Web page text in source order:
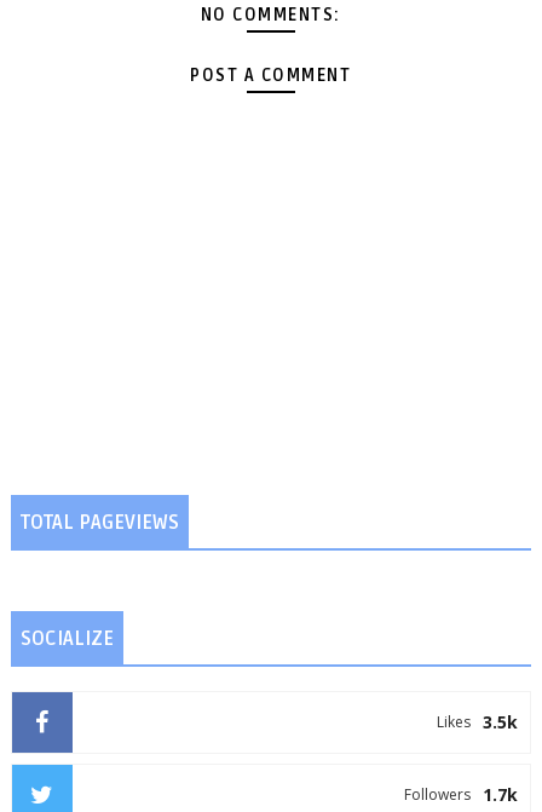
NO COMMENTS:
POST A COMMENT
TOTAL PAGEVIEWS
SOCIALIZE
3.5k
Likes
1.7k
Followers